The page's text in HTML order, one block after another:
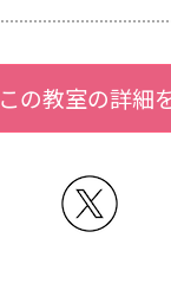
この教室の詳細